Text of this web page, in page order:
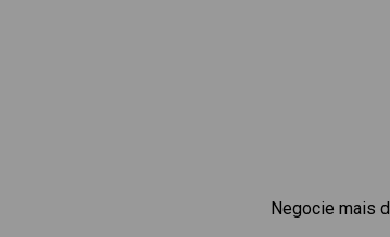
Negocie mais